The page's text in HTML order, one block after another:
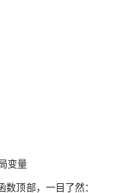
变量
顶部，一目了然：